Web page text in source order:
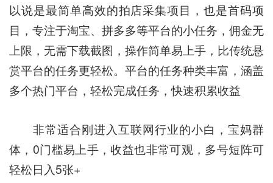
以说是最简单高效的拍店采集项目，也是首码项
目，专注于淘宝、拼多多等平台的小任务，佣金无
上限，无需下载截图，操作简单易上手，比传统悬
赏平台的任务更轻松。平台的任务种类丰富，涵盖
多个热门平台，轻松完成任务，快速积累收益
非常适合刚进入互联网行业的小白，宝妈群
体，0门槛易上手，收益也非常可观，多号短阵可
轻松日入5张+